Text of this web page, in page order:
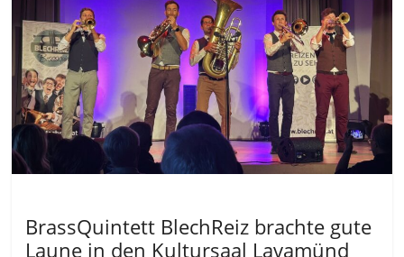
BrassQuintett BlechReiz brachte gute
Laune in den Kultursaal Lavamünd